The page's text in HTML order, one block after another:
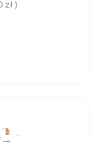
zł )